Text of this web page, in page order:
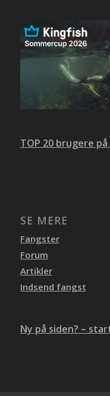
TOP 20 brugere
SE MERE
Fangster
Forum
Artikler
Indsend fangst
Ny på siden? –